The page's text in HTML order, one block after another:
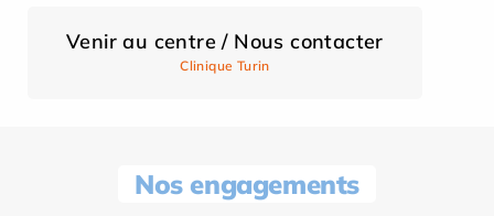
Venir au centre / Nous contacter
Clinique Turin
Nos engagements